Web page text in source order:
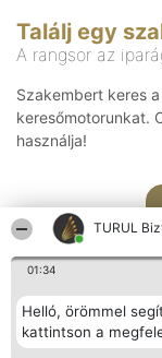
TURUL
01:34
Helló, örömmel
kattintson a
Találj egy
A rangsor az
Szakembert keres
keresőmotorunkat.
használja!